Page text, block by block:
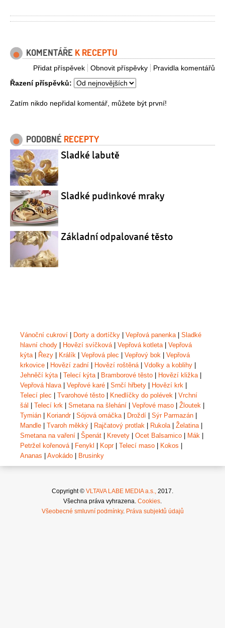
KOMENTÁŘE K RECEPTU
Pravidla komentářů
Obnovit příspěvky
Přidat příspěvek
Řazení příspěvků:
Zatím nikdo nepřidal komentář, můžete být první!
PODOBNÉ RECEPTY
Sladké labutě
Sladké pudinkové mraky
Základní odpalované těsto
Vánoční cukroví Dorty a dortíčky Vepřová panenka| Sladké
hlavní chody
Hovězí svíčková| Vepřová kotleta| Vepřová
kýta| Řezy Králík Vepřová plec Vepřový bok
Vepřová
krkovice
Hovězí zadní Hovězí roštěná| Vdolky a koblihy
Jehněčí kýta| Telecí kýta| Bramborové těsto Hovězí kližka|
Vepřová hlava| Vepřové karé Srnčí hřbety Hovězí krk
Telecí plec
Tvarohové těsto Knedlíčky do polévek
Vrchní
šál
Telecí krk Smetana na šlehání Vepřové maso Žloutek
Tymián
Koriandr| Sójová omáčka| Droždí Sýr Parmazán
Mandle
Tvaroh měkký Rajčatový protlak Rukola| Želatina|
Smetana na vaření
Špenát Krevety Ocet Balsamico Mák
Petržel kořenová| Fenykl Kopr| Telecí maso Kokos
Ananas
Avokádo Brusinky
Copyright © VLTAVA LABE MEDIA a.s., 2017.
Všechna práva vyhrazena. Cookies.
Všeobecné smluvní podmínky. Práva subjektů údajů